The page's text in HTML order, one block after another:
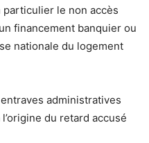
particulier le non accès
financement banquier ou
nationale du logement
administratives
du retard accusé